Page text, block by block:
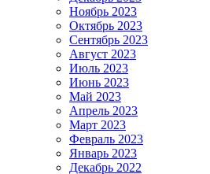
Ноябрь 2023
Октябрь 2023
Сентябрь 2023
Август 2023
Июль 2023
Июнь 2023
Май 2023
Апрель 2023
Март 2023
Февраль 2023
Январь 2023
Декабрь 2022